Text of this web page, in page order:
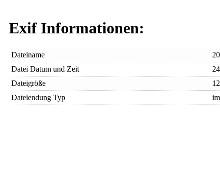
Exif Informationen:
Dateiname
Datei Datum und Zeit
Dateigröße
Dateiendung Typ